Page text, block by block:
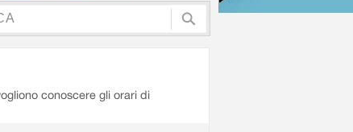
conoscere gli orari di